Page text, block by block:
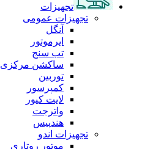
تجهیزات
تجهیزات عمومی
آنگل
ایرموتور
تب سنج
ساکشن مرکزی
توربین
کمپرسور
لایت کیور
واترجت
هندپیس
تجهیزات اندو
موتور روتاری